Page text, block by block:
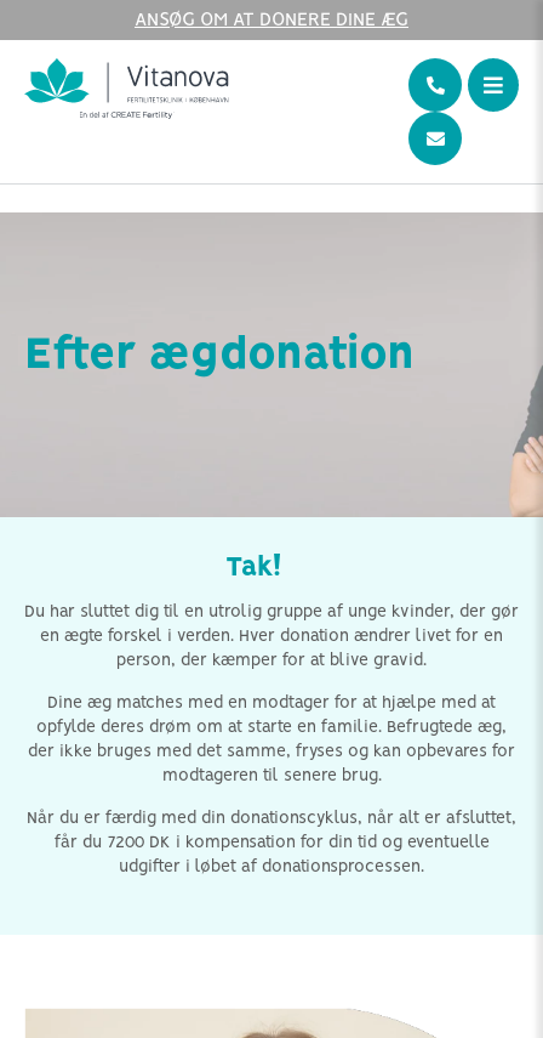
ANSØG OM AT DONERE DINE ÆG
Efter ægdonation
Tak!
Du har sluttet dig til en utrolig gruppe af unge kvinder, der gør
en ægte forskel i verden. Hver donation ændrer livet for en
person, der kæmper for at blive gravid.
Dine æg matches med en modtager for at hjælpe med at
opfylde deres drøm om at starte en familie. Befrugtede æg,
der ikke bruges med det samme, fryses og kan opbevares for
modtageren til senere brug.
Når du er færdig med din donationscyklus, når alt er afsluttet,
får du 7200 DK i kompensation for din tid og eventuelle
udgifter i løbet af donationsprocessen.